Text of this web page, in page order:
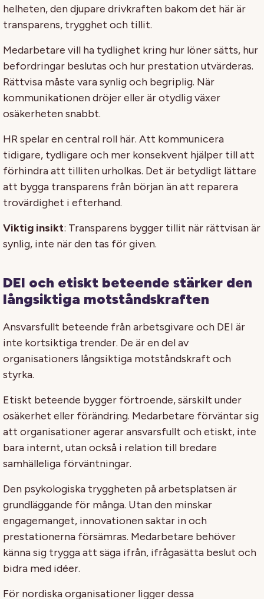
helheten, den djupare drivkraften bakom det här är
transparens, trygghet och tillit.
Medarbetare vill ha tydlighet kring hur löner sätts, hur
befordringar beslutas och hur prestation utvärderas.
Rättvisa måste vara synlig och begriplig. När
kommunikationen dröjer eller är otydlig växer
osäkerheten snabbt.
HR spelar en central roll här. Att kommunicera
tidigare, tydligare och mer konsekvent hjälper till att
förhindra att tilliten urholkas. Det är betydligt lättare
att bygga transparens från början än att reparera
trovärdighet i efterhand.
Viktig insikt: Transparens bygger tillit när rättvisan är
synlig, inte när den tas för given.
DEI och etiskt beteende stärker den
långsiktiga motståndskraften
Ansvarsfullt beteende från arbetsgivare och DEI är
inte kortsiktiga trender. De är en del av
organisationers långsiktiga motståndskraft och
styrka.
Etiskt beteende bygger förtroende, särskilt under
osäkerhet eller förändring. Medarbetare förväntar sig
att organisationer agerar ansvarsfullt och etiskt, inte
bara internt, utan också i relation till bredare
samhälleliga förväntningar.
Den psykologiska tryggheten på arbetsplatsen är
grundläggande för många. Utan den minskar
engagemanget, innovationen saktar in och
prestationerna försämras. Medarbetare behöver
känna sig trygga att säga ifrån, ifrågasätta beslut och
bidra med idéer.
För nordiska organisationer ligger dessa